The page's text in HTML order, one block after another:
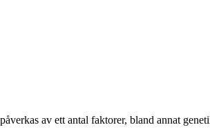
av ett antal faktorer, bland annat